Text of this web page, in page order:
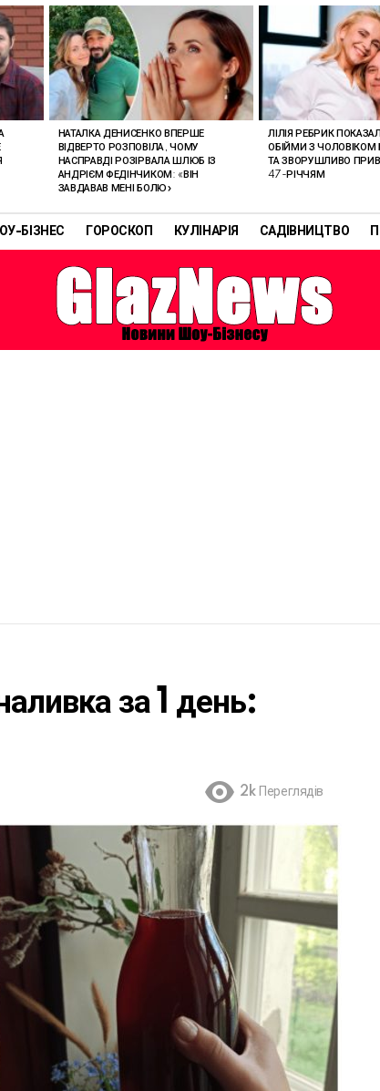
БІЗНЕС ГОРОСКОП КУЛІНАРІЯ САДІВНИЦТВО
НАТАЛКА ДЕНИСЕНКО ВПЕРШЕ
ВІДВЕРТО РОЗПОВІЛА, ЧОМУ
НАСПРАВДІ РОЗІРВАЛА ШЛЮБ ІЗ
АНДРІЄМ ФЕДІНЧИКОМ: «ВІН
ЗАВДАВАВ МЕНІ БОЛЮ»
ЛІЛІЯ РЕБРИК
ОБІЙМИ З ЧОЛОВІКОМ
ТА ЗВОРУШЛИВО
47-РІЧЧЯМ
за 1 день:
2k Переглядів